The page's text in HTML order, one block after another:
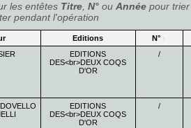
les entêtes Titre, N° ou Année pour
pendant l'opération
Editions
N°
EDITIONS
DES<br>DEUX COQS
D'OR
/
EDITIONS
DES<br>DEUX COQS
D'OR
/